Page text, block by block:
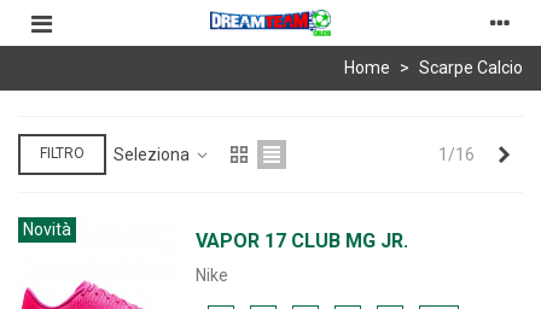
Home > Scarpe Calcio
FILTRO Seleziona 1/16
Novità VAPOR 17 CLUB MG JR.
Nike